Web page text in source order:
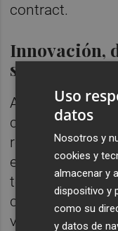
contract.
Innovación,
servicio de
Acompañado
comercial de
recorrido las
espacio
técnico y
cerámicas de
visita, el jugador
Uso
datos
Nosotros y
cookies y
almacenar y
dispositivo y
como su
y datos de